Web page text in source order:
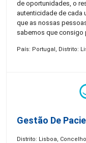
de oportunidades, o
autenticidade de cada
que as nossas
sabemos que consigo
País: Portugal, Distrito:
Gestão De
Distrito: Lisboa,